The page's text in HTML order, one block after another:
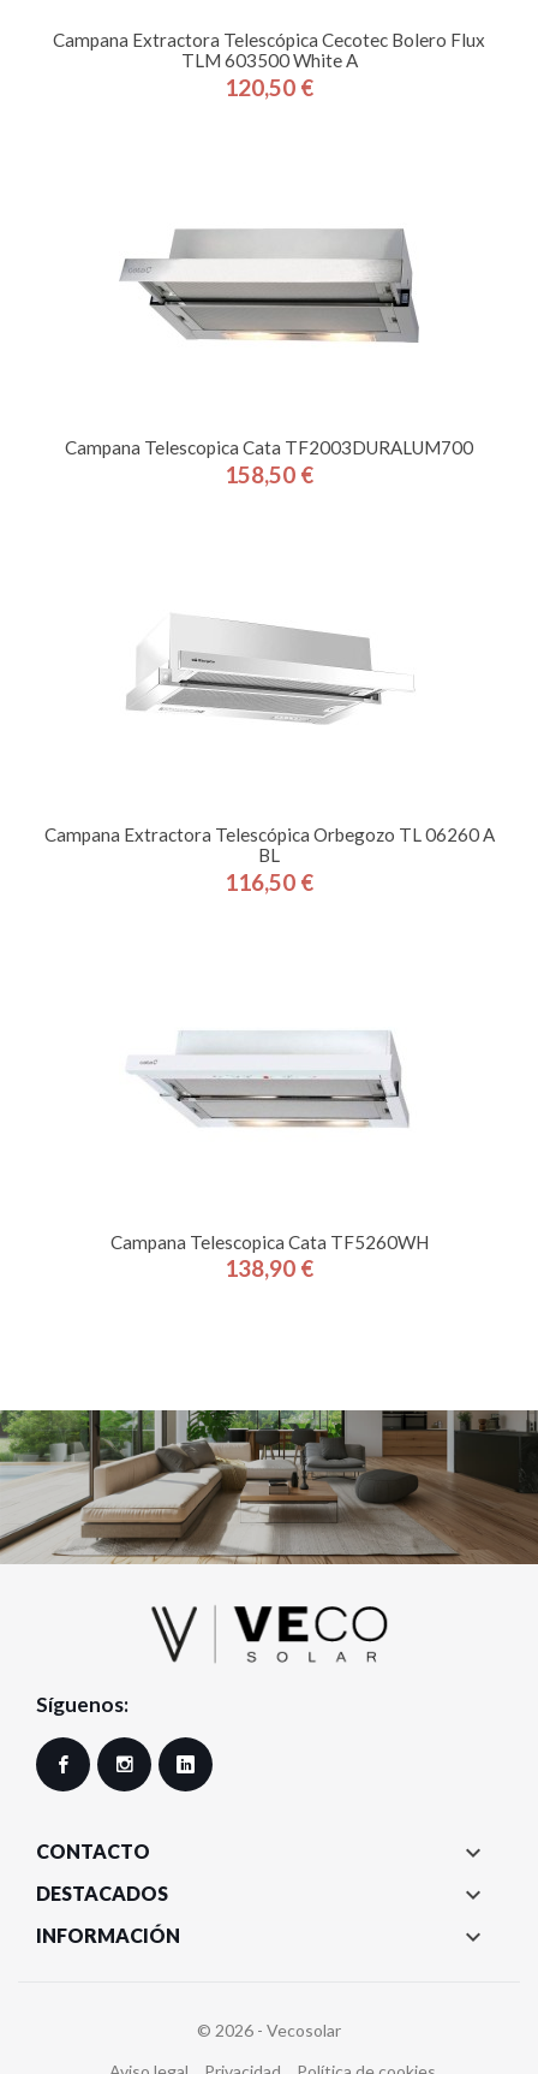
Campana Extractora Telescópica Cecotec Bolero Flux
TLM 603500 White A
Precio
120,50 €
Campana Telescopica Cata TF2003DURALUM700
Precio
158,50 €
Campana Extractora Telescópica Orbegozo TL 06260 A
BL
Precio
116,50 €
Campana Telescopica Cata TF5260WH
Precio
138,90 €
Síguenos:
Facebook Instagram
CONTACTO 
DESTACADOS 
INFORMACIÓN 
© 2026 - Vecosolar